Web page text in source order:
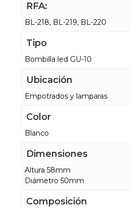
RFA:
BL-218, BL-219, BL-220
Tipo
Bombilla led GU-10
Ubicación
Empotrados y lamparas
Color
Blanco
Dimensiones
Altura 58mm
Diámetro 50mm
Composición